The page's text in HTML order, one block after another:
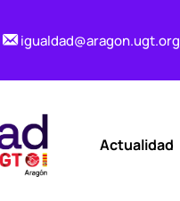
igualdad@aragon.ugt.org
Actualidad